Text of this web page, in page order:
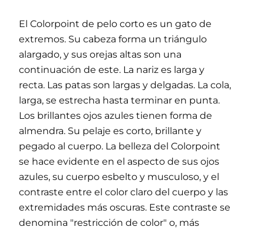
El Colorpoint de pelo corto es un gato de
extremos. Su cabeza forma un triángulo
alargado, y sus orejas altas son una
continuación de este. La nariz es larga y
recta. Las patas son largas y delgadas. La cola,
larga, se estrecha hasta terminar en punta.
Los brillantes ojos azules tienen forma de
almendra. Su pelaje es corto, brillante y
pegado al cuerpo. La belleza del Colorpoint
se hace evidente en el aspecto de sus ojos
azules, su cuerpo esbelto y musculoso, y el
contraste entre el color claro del cuerpo y las
extremidades más oscuras. Este contraste se
denomina "restricción de color" o, más